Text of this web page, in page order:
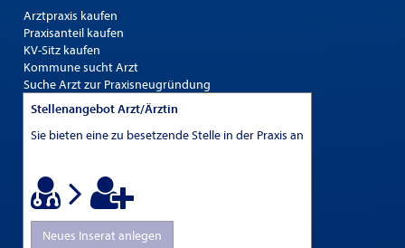
Arztpraxis kaufen
Praxisanteil kaufen
KV-Sitz kaufen
Kommune sucht Arzt
Suche Arzt zur Praxisneugründung
Stellenangebot Arzt/Ärztin
Sie bieten eine zu besetzende Stelle in der Praxis an
Neues Inserat anlegen